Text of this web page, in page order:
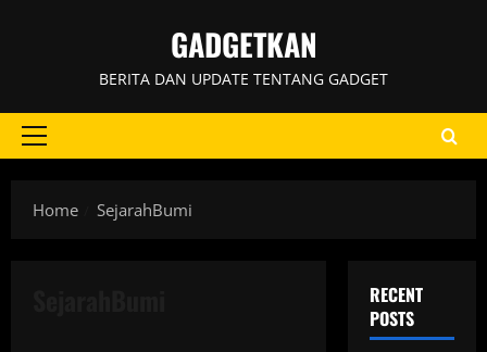
GADGETKAN
BERITA DAN UPDATE TENTANG GADGET
Primary
Home
SejarahBumi
RECENT
POSTS